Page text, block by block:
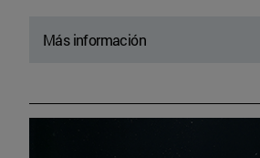
Más información